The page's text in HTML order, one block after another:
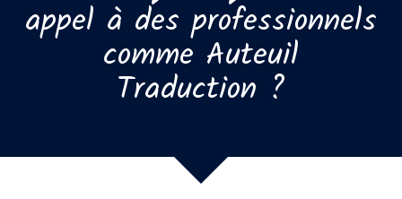
appel à des professionnels
comme Auteuil
Traduction ?